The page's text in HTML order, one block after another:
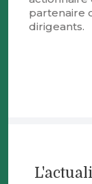
partenaire
dirigeants.